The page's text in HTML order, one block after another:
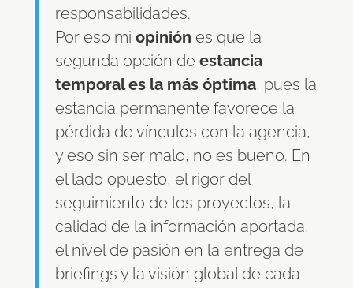
responsabilidades.
Por eso mi opinión es que la
segunda opción de estancia
temporal es la más óptima, pues la
estancia permanente favorece la
pérdida de vínculos con la agencia,
y eso sin ser malo, no es bueno. En
el lado opuesto, el rigor del
seguimiento de los proyectos, la
calidad de la información aportada,
el nivel de pasión en la entrega de
briefings y la visión global de cada